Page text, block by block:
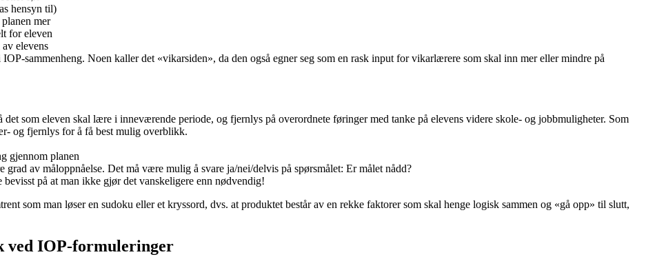
hensyn til)
mer
for eleven
elevens
sammenheng. Noen kaller det «vikarsiden», da den også egner seg som en rask input for vikarlærere som skal inn mer eller mindre på
som eleven skal lære i inneværende periode, og fjernlys på overordnete føringer med tanke på elevens videre skole- og jobbmuligheter. Som
og fjernlys for å få best mulig overblikk.
gjennom planen
grad av måloppnåelse. Det må være mulig å svare ja/nei/delvis på spørsmålet: Er målet nådd?
på at man ikke gjør det vanskeligere enn nødvendig!
som man løser en sudoku eller et kryssord, dvs. at produktet består av en rekke faktorer som skal henge logisk sammen og «gå opp» til slutt,
ved IOP-formuleringer